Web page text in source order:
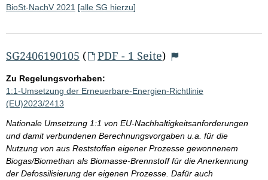
BioSt-NachV 2021 [alle SG hierzu]
SG2406190105 ( PDF - 1 Seite)
Zu Regelungsvorhaben:
1:1-Umsetzung der Erneuerbare-Energien-Richtlinie
(EU)2023/2413
Nationale Umsetzung 1:1 von EU-Nachhaltigkeitsanforderungen
und damit verbundenen Berechnungsvorgaben u.a. für die
Nutzung von aus Reststoffen eigener Prozesse gewonnenem
Biogas/Biomethan als Biomasse-Brennstoff für die Anerkennung
der Defossilisierung der eigenen Prozesse. Dafür auch